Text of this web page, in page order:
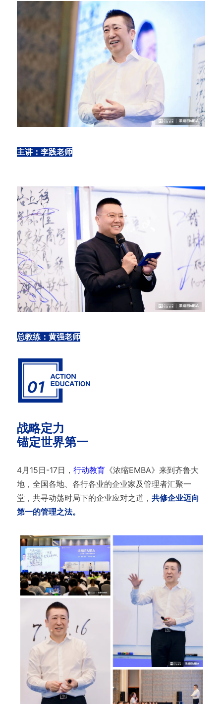
主讲：李践老师
总教练：黄强老师
战略定力
锚定世界第一
4月15日-17日， 行动教育《浓缩EMBA》来到齐鲁大
地，全国各地、各行各业的企业家及管理者汇聚一
堂，共寻动荡时局下的企业应对之道， 共修企业迈向
第一的管理之法。